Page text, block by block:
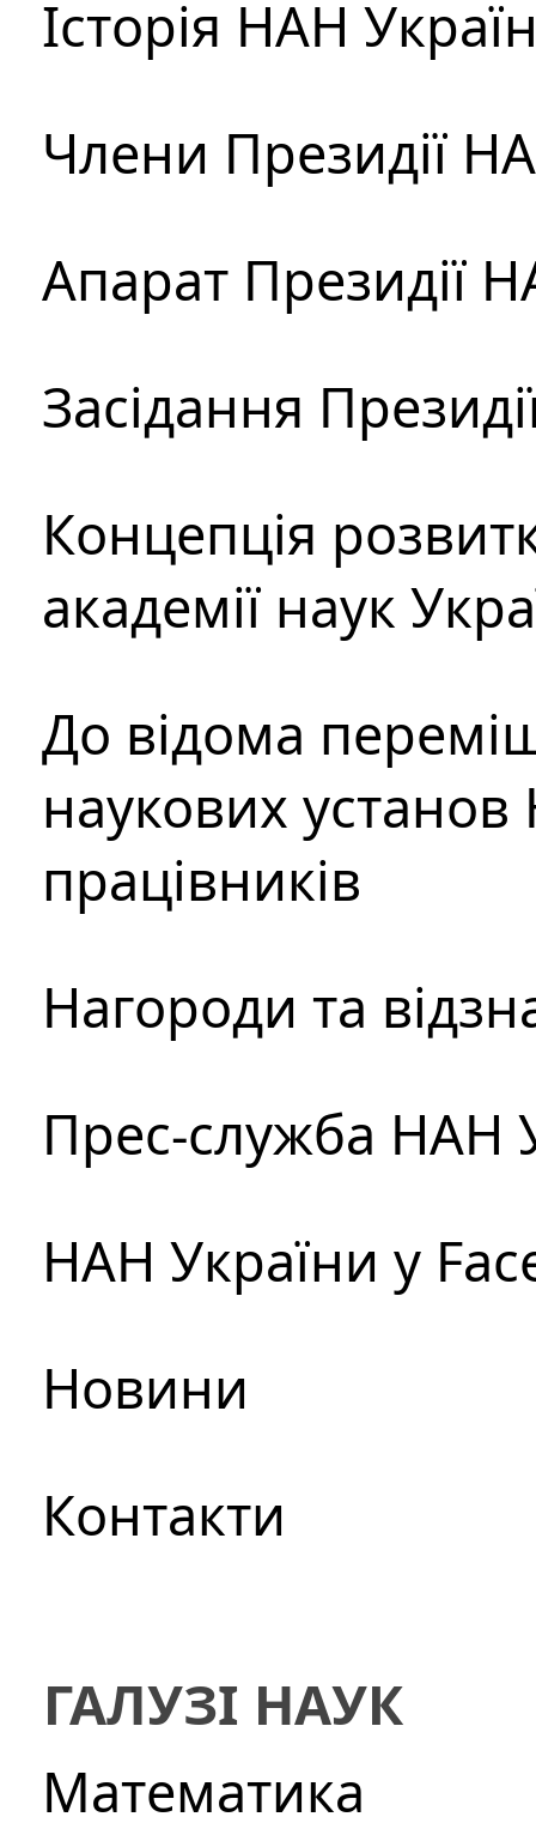
Історія НАН
Члени Президії
Апарат Президії
Засідання
Концепція
академії наук
До відома
наукових установ
працівників
Нагороди та
Прес-служба НАН
НАН України у
Новини
Контакти
ГАЛУЗІ НАУК
Математика